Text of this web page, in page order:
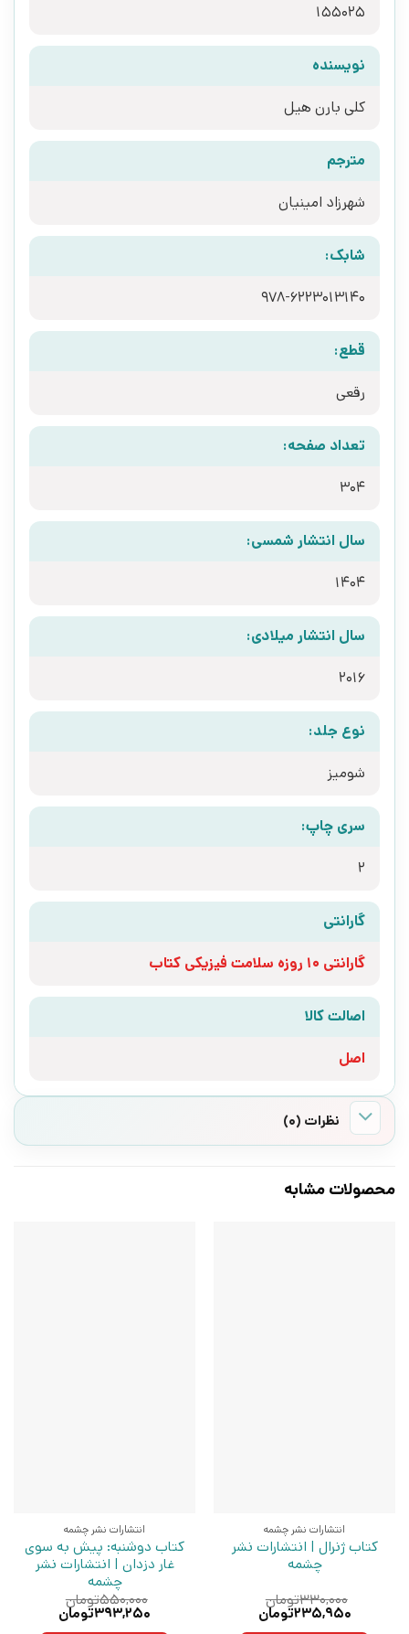
155025
نویسنده
کلی بارن هیل
مترجم
شهرزاد امینیان
شابک:
978-6223013140
قطع:
رقعی
تعداد صفحه:
304
سال انتشار شمسی:
1404
سال انتشار میلادی:
2016
نوع جلد:
شومیز
سری چاپ:
2
گارانتی
گارانتی 10 روزه سلامت فیزیکی کتاب
اصالت کالا
اصل
نظرات (0)
محصولات مشابه
انتشارات نشر چشمه
کتاب ژنرال | انتشارات نشر
چشمه
۳۳۰,۰۰۰تومان
قیمت
۲۳۵,۹۵۰تومان
انتشارات نشر چشمه
کتاب دوشنبه: پیش به سوی
غار دزدان | انتشارات نشر
چشمه
۵۵۰,۰۰۰تومان
قیمت
۳۹۳,۲۵۰تومان